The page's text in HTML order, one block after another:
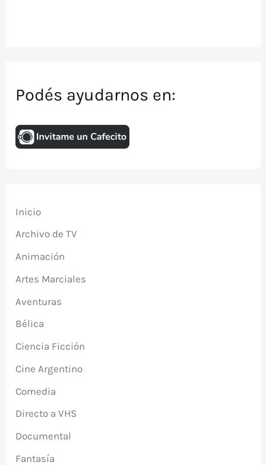
Podés ayudarnos en:
Inicio
Archivo de TV
Animación
Artes Marciales
Aventuras
Bélica
Ciencia Ficción
Cine Argentino
Comedia
Directo a VHS
Documental
Fantasía